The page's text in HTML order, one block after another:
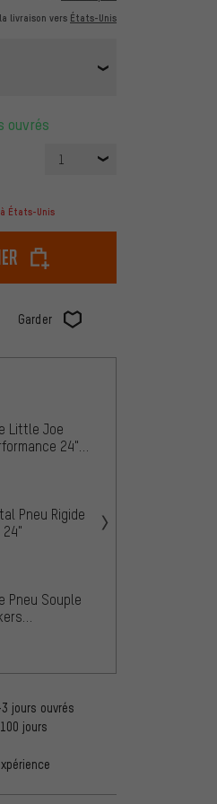
livraison vers États-Unis
ouvrés
1
États-Unis
Garder
Little Joe
24"
Pneu Rigide
24"
Pneu Souple
ADDIX 24"
jours ouvrés
jours